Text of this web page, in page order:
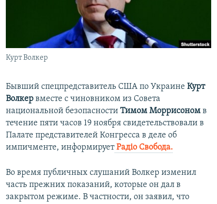
ПОБЕДИТЕЛЕЙ НЕ СУДЯТ?
КРЫМ.НЕПОКОРЕННЫЙ
ELIFBE
УКРАИНСКАЯ ПРОБЛЕМА КРЫМА
Курт Волкер
Бывший спецпредставитель США по Украине Курт
Волкер вместе с чиновником из Совета
национальной безопасности Тимом Моррисоном в
течение пяти часов 19 ноября свидетельствовали в
Палате представителей Конгресса в деле об
импичменте, информируетРадіо Свобода.
Во время публичных слушаний Волкер изменил
часть прежних показаний, которые он дал в
закрытом режиме. В частности, он заявил, что